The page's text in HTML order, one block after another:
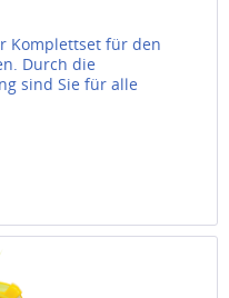
Komplettset für den
Durch die
sind Sie für alle